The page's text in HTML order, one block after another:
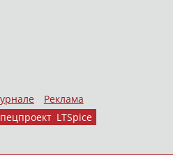
Реклама
LTSpice